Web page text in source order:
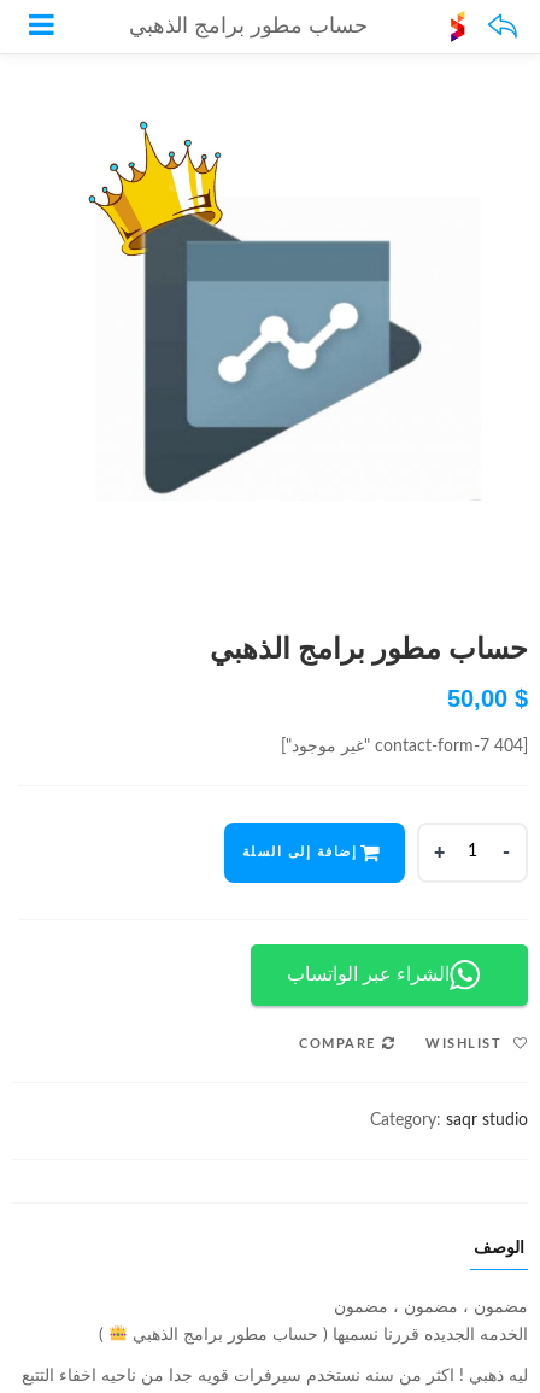
حساب مطور برامج الذهبي
حساب مطور برامج الذهبي
50,00 $
quantity
إضافة إلى السلة
الشراء عبر الواتساب
WISHLIST
COMPARE
Category: saqr studio
الوصف
مضمون ، مضمون ، مضمون
الخدمه الجديده قررنا نسميها ( حساب مطور برامج الذهبي
)
ليه ذهبي ! اكثر من سنه نستخدم سيرفرات قويه جدا من ناحيه اخفاء التتبع